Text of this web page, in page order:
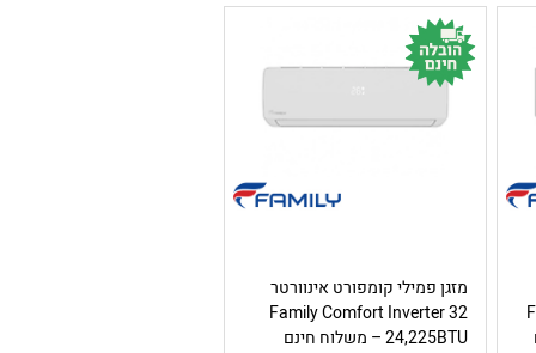
מזגן פמילי קומפורט אינוורטר
Family Comfort Inverter 32
24,225BTU – משלוח חינם